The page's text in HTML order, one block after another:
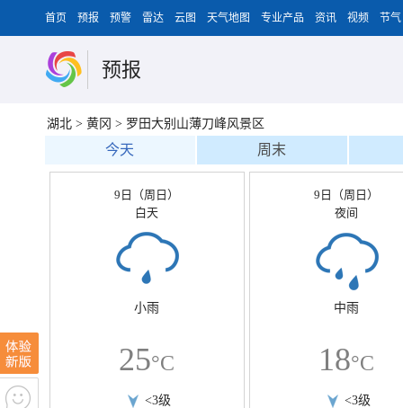
首页 预报 预警 雷达 云图 天气地图 专业产品 资讯 视频 节气
预报
湖北 > 黄冈 > 罗田大别山薄刀峰风景区
今天 周末
9日（周日）
白天
小雨
25°C
<3级
9日（周日）
夜间
中雨
18°C
<3级